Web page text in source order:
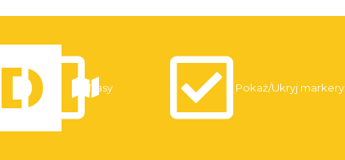
Trasy Pokaż/Ukryj markery